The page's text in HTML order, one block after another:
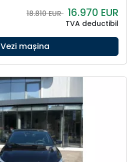
18.810 EUR 16.970 EUR
TVA deductibil
Vezi mașina